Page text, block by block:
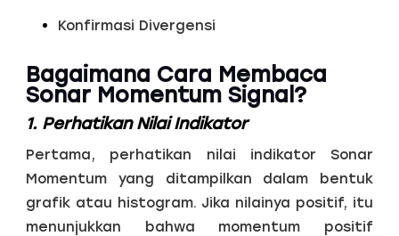
Konfirmasi Divergensi
Bagaimana Cara Membaca
Sonar Momentum Signal?
1. Perhatikan Nilai Indikator
Pertama, perhatikan nilai indikator Sonar
Momentum yang ditampilkan dalam bentuk
grafik atau histogram. Jika nilainya positif, itu
menunjukkan bahwa momentum positif